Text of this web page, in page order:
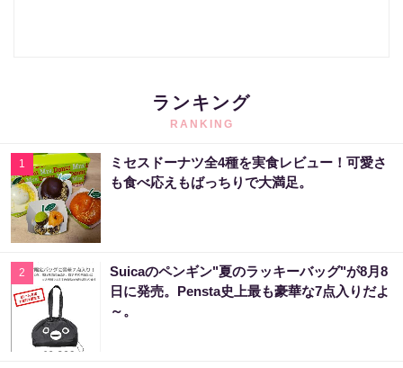
ランキング
RANKING
1
ミセスドーナツ全4種を実食レビュー！可愛さ
も食べ応えもばっちりで大満足。
2
Suicaのペンギン"夏のラッキーバッグ"が8月8
日に発売。Pensta史上最も豪華な7点入りだよ
～。